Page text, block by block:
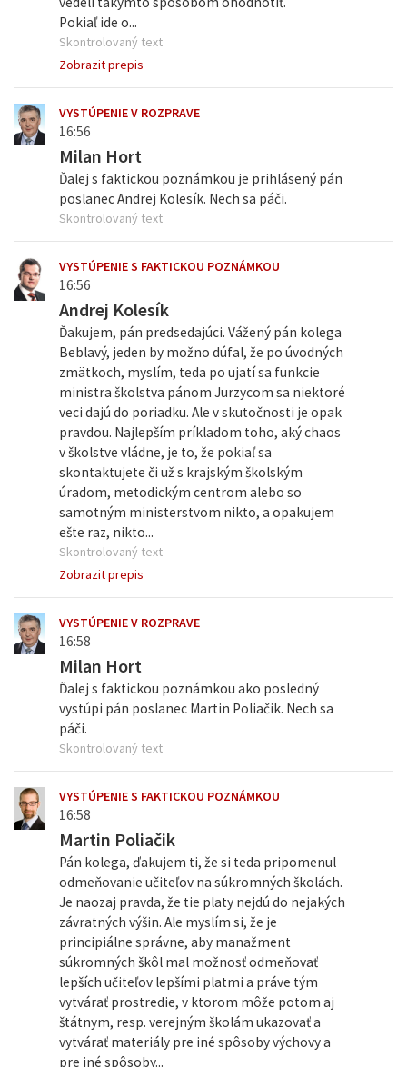
Pokiaľ ide o...
Skontrolovaný text
Zobrazit prepis
VYSTÚPENIE V ROZPRAVE
16:56
Milan Hort
Ďalej s faktickou poznámkou je prihlásený pán
poslanec Andrej Kolesík. Nech sa páči.
Skontrolovaný text
VYSTÚPENIE S FAKTICKOU POZNÁMKOU
16:56
Andrej Kolesík
Ďakujem, pán predsedajúci. Vážený pán kolega
Beblavý, jeden by možno dúfal, že po úvodných
zmätkoch, myslím, teda po ujatí sa funkcie
ministra školstva pánom Jurzycom sa niektoré
veci dajú do poriadku. Ale v skutočnosti je opak
pravdou. Najlepším príkladom toho, aký chaos
v školstve vládne, je to, že pokiaľ sa
skontaktujete či už s krajským školským
úradom, metodickým centrom alebo so
samotným ministerstvom nikto, a opakujem
ešte raz, nikto...
Skontrolovaný text
Zobrazit prepis
VYSTÚPENIE V ROZPRAVE
16:58
Milan Hort
Ďalej s faktickou poznámkou ako posledný
vystúpi pán poslanec Martin Poliačik. Nech sa
páči.
Skontrolovaný text
VYSTÚPENIE S FAKTICKOU POZNÁMKOU
16:58
Martin Poliačik
Pán kolega, ďakujem ti, že si teda pripomenul
odmeňovanie učiteľov na súkromných školách.
Je naozaj pravda, že tie platy nejdú do nejakých
závratných výšin. Ale myslím si, že je
principiálne správne, aby manažment
súkromných škôl mal možnosť odmeňovať
lepších učiteľov lepšími platmi a práve tým
vytvárať prostredie, v ktorom môže potom aj
štátnym, resp. verejným školám ukazovať a
vytvárať materiály pre iné spôsoby výchovy a
pre iné spôsoby...